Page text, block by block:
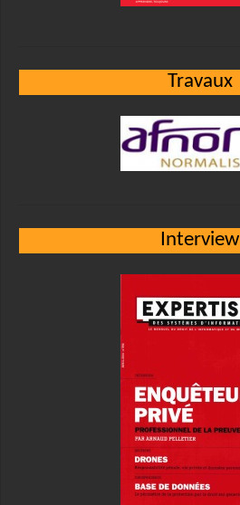
Travaux
Interview